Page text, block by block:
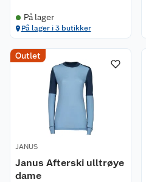
På lager
På lager i 3 butikker
Outlet
JANUS
Janus Afterski ulltrøye
dame